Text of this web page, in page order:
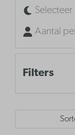
Aantal
Filters